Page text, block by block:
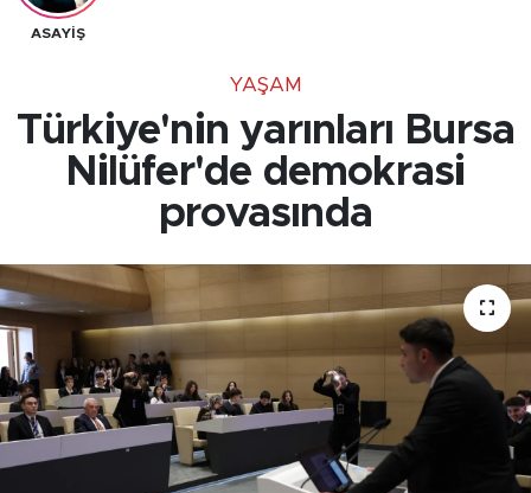
ASAYİŞ
YAŞAM
Türkiye'nin yarınları Bursa
Nilüfer'de demokrasi
provasında
Son Dakika Haberleri